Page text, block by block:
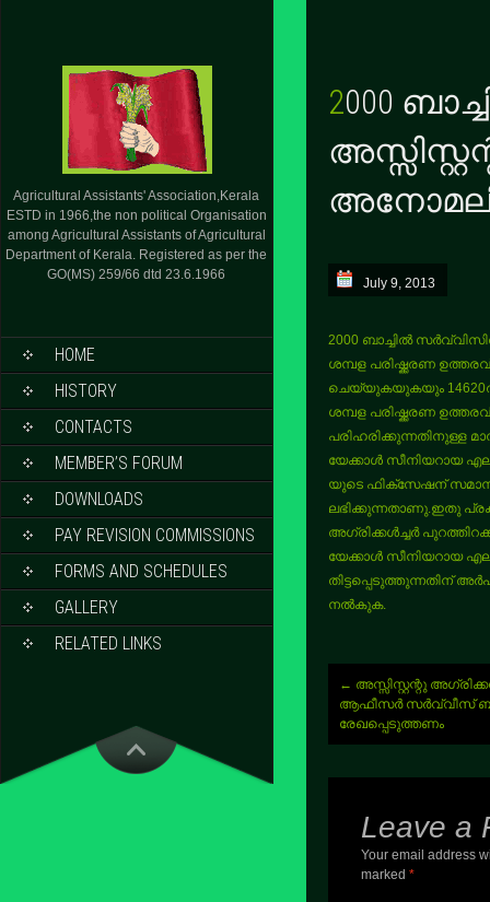
Agricultural Assistants' Association,Kerala
ESTD in 1966,the non political Organisation
among Agricultural Assistants of Agricultural
Department of Kerala. Registered as per the
GO(MS) 259/66 dtd 23.6.1966
HOME
HISTORY
CONTACTS
MEMBER’S FORUM
DOWNLOADS
PAY REVISION COMMISSIONS
FORMS AND SCHEDULES
GALLERY
RELATED LINKS
2000 ബാച്ചിലെ 700 അഗ്രിക്കൾച്ചറൽ
July 9, 2013
2000 ബാച്ചിൽ
ശമ്പള പരിഷ്ക്കരണ ഉത്തരവ്
ചെയ്യുകയുകയും
ശമ്പള പരിഷ്ക്കരണ
പരിഹരിക്കുന്നതിനുള്ള
യേക്കാൾ സീനിയറായ
യുടെ ഫിക്സേഷന്
ലഭിക്കുന്നതാണു.ഇതു
അഗ്രിക്കൾച്ചർ
യേക്കാൾ സീനിയറായ
തിട്ടപ്പെടുത്തുന്നതിന്
നൽകുക.
Post
navigation
← അസ്സിസ്റ്റന്റു
ആഫീസർ സർവ്വീസ്
രേഖപ്പെടുത്തണം
Leave a
Your email address
marked *